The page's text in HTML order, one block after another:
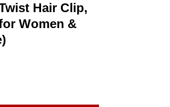
Hair Clip,
Women &
French Twist Hair Clip, Stylish Bun